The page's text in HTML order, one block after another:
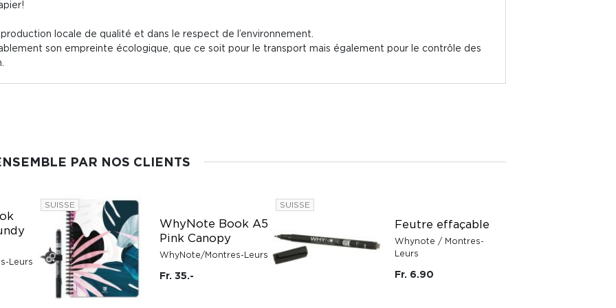
locale de qualité et dans le respect de l’environnement.
son empreinte écologique, que ce soit pour le transport mais également pour le contrôle des
PAR NOS CLIENTS
Leurs
SUISSE
WhyNote Book A5
Pink Canopy
WhyNote/Montres-Leurs
Fr. 35.-
SUISSE
Feutre effaçable
Whynote / Montres-
Leurs
Fr. 6.90